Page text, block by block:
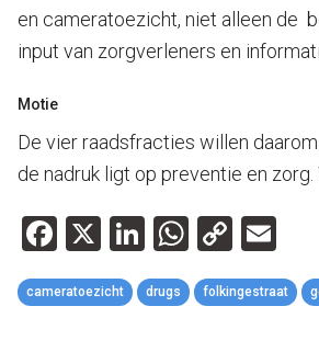
en cameratoezicht, niet alleen de
input van zorgverleners en
Motie
De vier raadsfracties willen
de nadruk ligt op preventie en
Facebook
X LinkedIn
Copy
Link
cameratoezicht drugs folkingestraat